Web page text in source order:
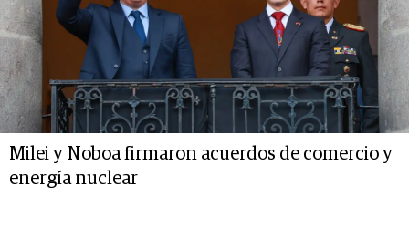
Milei y Noboa firmaron acuerdos de comercio y
energía nuclear